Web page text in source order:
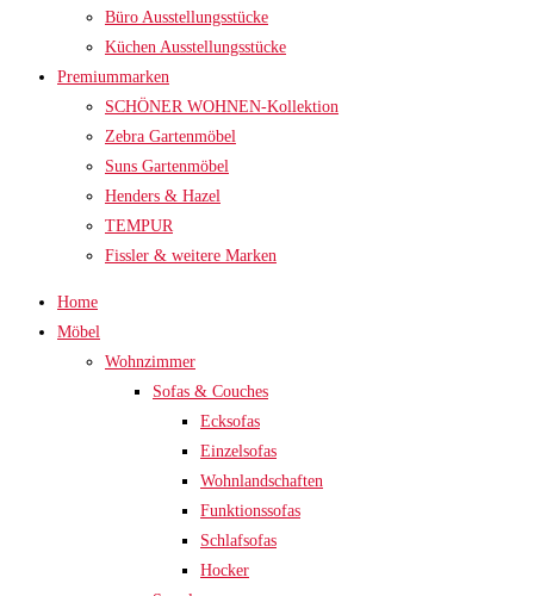
Büro Ausstellungsstücke
Küchen Ausstellungsstücke
Premiummarken
SCHÖNER WOHNEN-Kollektion
Zebra Gartenmöbel
Suns Gartenmöbel
Henders & Hazel
TEMPUR
Fissler & weitere Marken
Home
Möbel
Wohnzimmer
Sofas & Couches
Ecksofas
Einzelsofas
Wohnlandschaften
Funktionssofas
Schlafsofas
Hocker